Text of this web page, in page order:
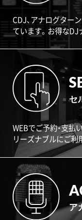
CDJ、アナログター
ています。お得な
セ
WEBでご予約・支払
リーズナブルにご利
ア